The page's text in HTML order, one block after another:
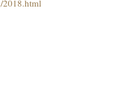
2018.html